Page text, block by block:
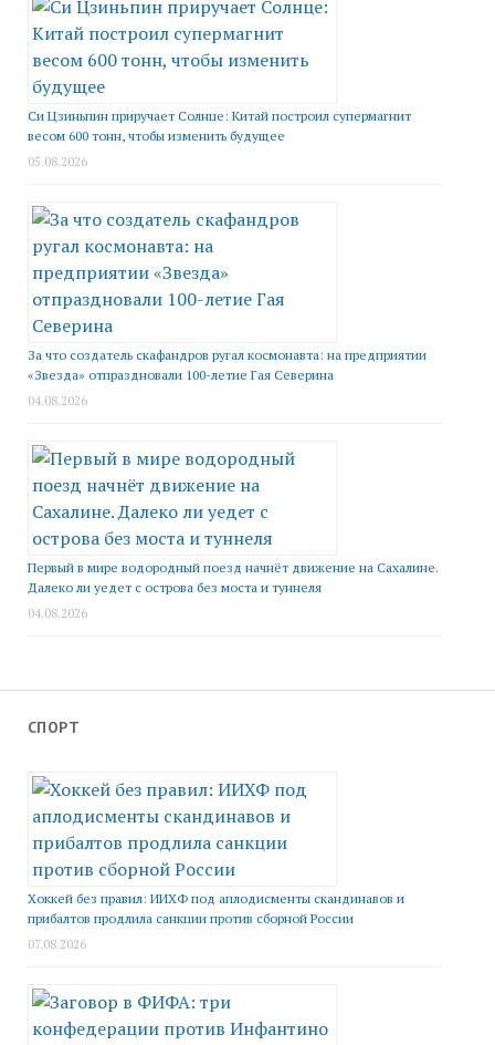
Си Цзиньпин приручает Солнце: Китай построил супермагнит
весом 600 тонн, чтобы изменить будущее
05.08.2026
За что создатель скафандров ругал космонавта: на предприятии
«Звезда» отпраздновали 100-летие Гая Северина
04.08.2026
Первый в мире водородный поезд начнёт движение на Сахалине.
Далеко ли уедет с острова без моста и туннеля
04.08.2026
СПОРТ
Хоккей без правил: ИИХФ под аплодисменты скандинавов и
прибалтов продлила санкции против сборной России
07.08.2026